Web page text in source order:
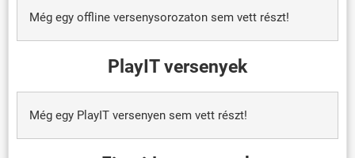
Még egy offline versenysorozaton sem vett részt!
PlayIT versenyek
Még egy PlayIT versenyen sem vett részt!